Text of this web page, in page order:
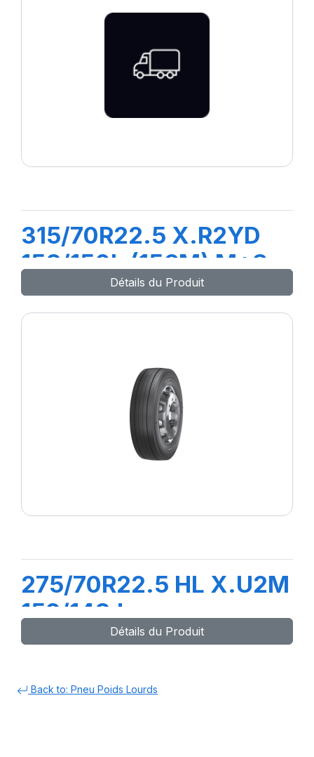
315/70R22.5 X.R2YD
158/150L (156M) M+S
Détails du Produit
275/70R22.5 HL X.U2M
152/148J
Détails du Produit
Back to: Pneu Poids Lourds